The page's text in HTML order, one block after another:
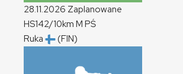
28.11.2026 Zaplanowane
HS142/10km M PŚ
Ruka
(FIN)